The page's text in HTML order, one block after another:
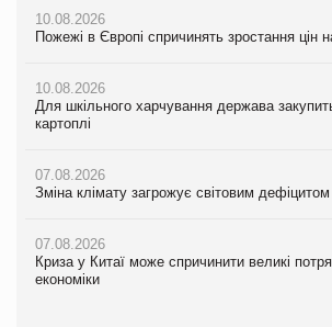
10.08.2026
Пожежі в Європі спричинять зростання цін
10.08.2026
Для шкільного харчування держава
картоплі
07.08.2026
Зміна клімату загрожує світовим
07.08.2026
Криза у Китаї може спричинити великі
економіки
10.08.2026
Пожежі в Європі спричинять зростання цін
10.08.2026
Для шкільного харчування держава
картоплі
07.08.2026
Зміна клімату загрожує світовим
07.08.2026
Криза у Китаї може спричинити великі
економіки
10.08.2026
Пожежі в Європі спричинять зростання цін
07.08.2026
Зміна клімату загрожує світовим
Криза у Китаї може спричинити великі
економіки
07.08.2026
Kraft Heinz скоротила збиток у першому